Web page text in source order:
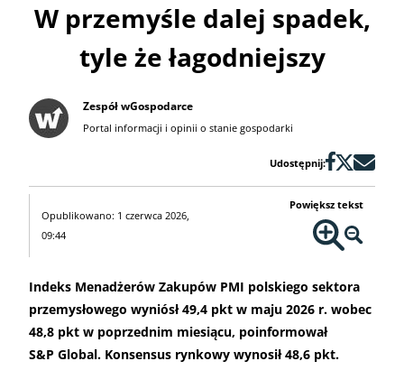
W przemyśle dalej spadek,
tyle że łagodniejszy
Zespół wGospodarce
Portal informacji i opinii o stanie gospodarki
Udostępnij:
Opublikowano: 1 czerwca 2026,
09:44
Powiększ tekst
Indeks Menadżerów Zakupów PMI polskiego sektora
przemysłowego wyniósł 49,4 pkt w maju 2026 r. wobec
48,8 pkt w poprzednim miesiącu, poinformował
S&P Global. Konsensus rynkowy wynosił 48,6 pkt.